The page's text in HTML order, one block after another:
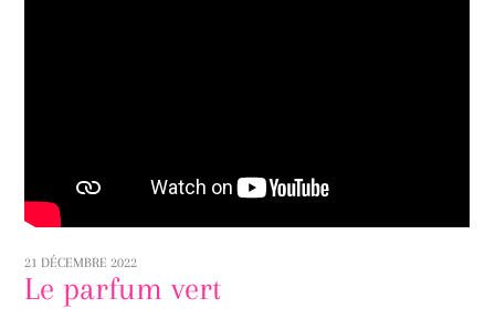
21 DÉCEMBRE 2022
Le parfum vert